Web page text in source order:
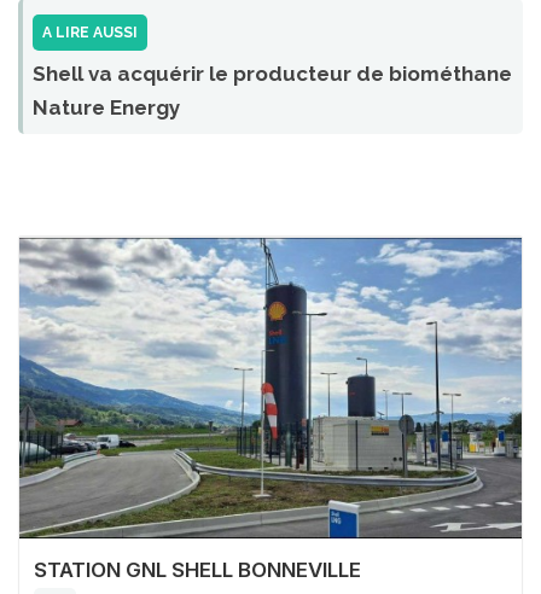
A LIRE AUSSI
Shell va acquérir le producteur de biométhane
Nature Energy
STATION GNL SHELL BONNEVILLE